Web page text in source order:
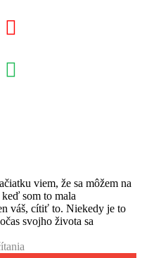
viem, že sa môžem na
som to mala
váš, cítiť to. Niekedy je to
svojho života sa